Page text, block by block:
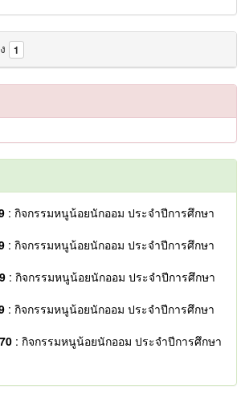
1
: กิจกรรมหนูน้อยนักออม ประจำปีการศึกษา
: กิจกรรมหนูน้อยนักออม ประจำปีการศึกษา
: กิจกรรมหนูน้อยนักออม ประจำปีการศึกษา
: กิจกรรมหนูน้อยนักออม ประจำปีการศึกษา
: กิจกรรมหนูน้อยนักออม ประจำปีการศึกษา